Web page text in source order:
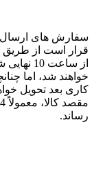
سفارش های
قرار است از طریق
از
خواهند شد، اما
کاری بعد تحویل
رساند.